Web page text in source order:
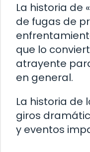
La historia de
de fugas de
que lo
atrayente
en general.
La historia de
giros
y eventos